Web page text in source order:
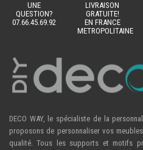
UNE
QUESTION?
07.66.45.69.92
LIVRAISON
GRATUITE!
EN FRANCE
METROPOLITAINE
DECO WAY, le spécialiste de la
proposons de personnaliser vos
qualité. Tous les supports et motifs